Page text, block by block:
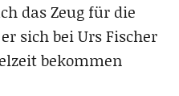
das Zeug für die
sich bei Urs Fischer
bekommen